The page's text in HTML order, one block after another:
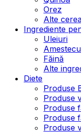
Orez
Alte
Ingrediente
Uleiuri
Făină
Alte
Diete
Produse
Produse
Produse
Produse
Produse